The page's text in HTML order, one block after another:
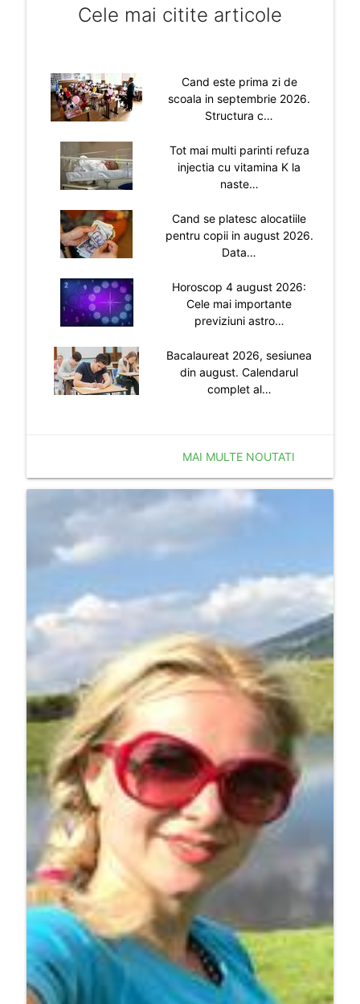
Cele mai citite articole
Cand este prima zi de
scoala in septembrie 2026.
Structura c…
Tot mai multi parinti refuza
injectia cu vitamina K la
naste…
Cand se platesc alocatiile
pentru copii in august 2026.
Data…
Horoscop 4 august 2026:
Cele mai importante
previziuni astro…
Bacalaureat 2026, sesiunea
din august. Calendarul
complet al…
MAI MULTE NOUTATI